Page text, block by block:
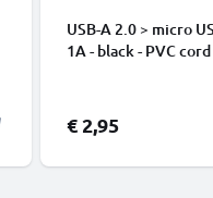
USB-A 2.0 > micro
1A - black - PVC
€ 2,95